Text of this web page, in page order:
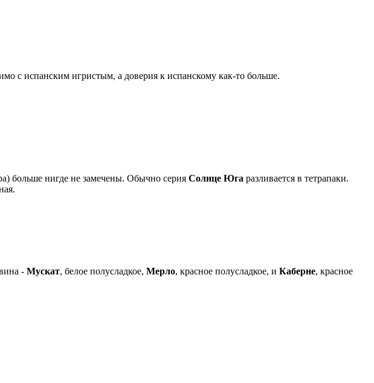
с испанским игристым, а доверия к испанскому как-то больше.
больше нигде не замечены. Обычно серия Солнце Юга разливается в тетрапаки.
- Мускат, белое полусладкое, Мерло, красное полусладкое, и Каберне, красное